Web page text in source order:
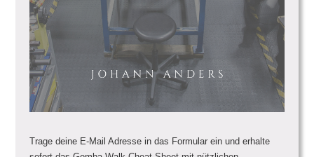
Trage deine E-Mail Adresse in das Formular ein und erhalte